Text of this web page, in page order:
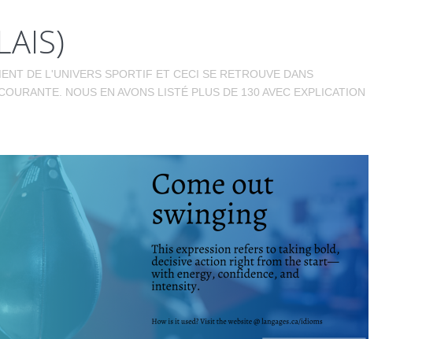
DE L'UNIVERS SPORTIF ET CECI SE RETROUVE DANS
NOUS EN AVONS LISTÉ PLUS DE 130 AVEC EXPLICATION